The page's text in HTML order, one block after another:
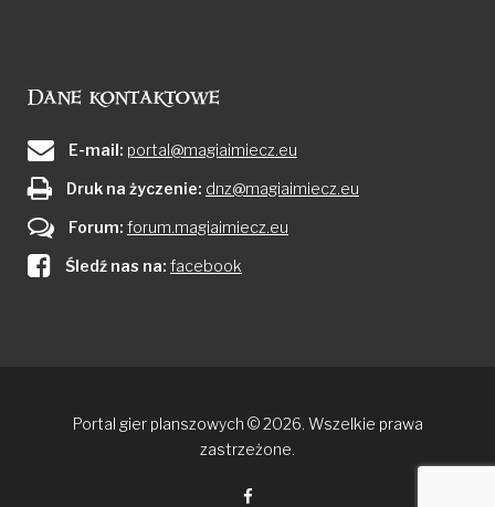
Dane kontaktowe
E-mail: portal@magiaimiecz.eu
Druk na życzenie: dnz@magiaimiecz.eu
Forum: forum.magiaimiecz.eu
Śledź nas na: facebook
Portal gier planszowych © 2026. Wszelkie prawa
zastrzeżone.